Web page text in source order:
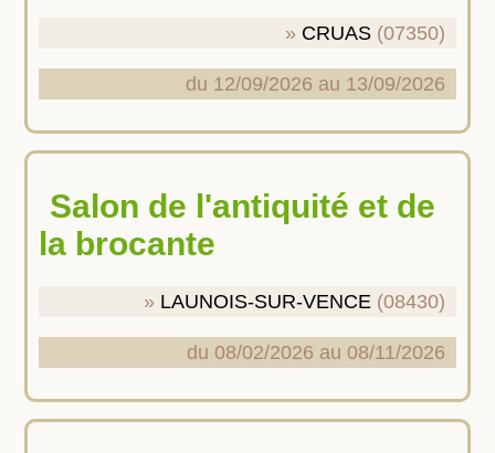
CRUAS (07350)
du 12/09/2026 au 13/09/2026
Salon de l'antiquité et de
la brocante
LAUNOIS-SUR-VENCE (08430)
du 08/02/2026 au 08/11/2026